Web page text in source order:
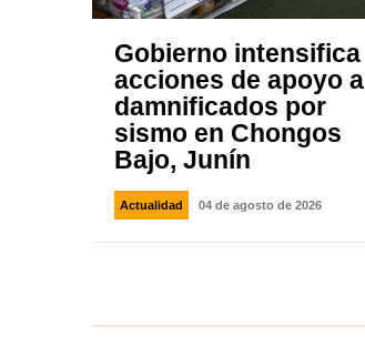
Gobierno intensifica
acciones de apoyo a
damnificados por
sismo en Chongos
Bajo, Junín
Actualidad 04 de agosto de 2026